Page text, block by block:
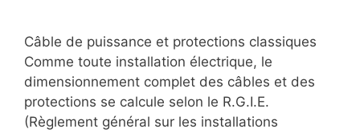
Câble de puissance et protections classiques
Comme toute installation électrique, le
dimensionnement complet des câbles et des
protections se calcule selon le R.G.I.E.
(Règlement général sur les installations